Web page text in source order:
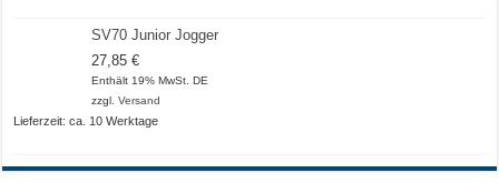
SV70 Junior Jogger
27,85€
Enthält 19% MwSt. DE
zzgl.Versand
Lieferzeit: ca. 10 Werktage